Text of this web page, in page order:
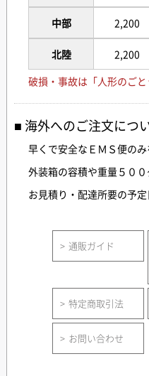
中部
北陸
2,200
2,200
破損・事故は「人形のご
海外へのご注文につ
早くで安全なＥＭＳ便のみ
外装箱の容積や重量５０
お見積り・配達所要の予
通販ガイド
特定商取引法
お問い合わせ